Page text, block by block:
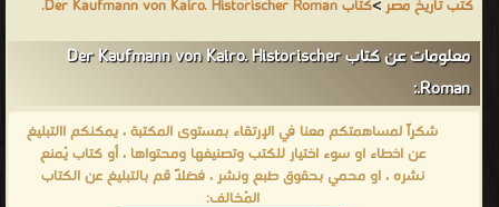
perfekt, wie es nach außen hin scheint – während Georges sich in
seiner Ehe mit der stillen Yolande heimlich nach deren schönen
Schwester Maguy sehnt, verliebt sich seine Tochter Viviane in
den Buchhalter Selim, dessen bescheidene Herkunft eine Heirat
unmöglich macht. Auch Vivianes Brüder kämpfen mit den Regeln
und Gesetzen ihrer Zeit. Als politische Unruhen das Land für
immer zu verändern drohen, gerät nicht nur der Reichtum,
كتب تاريخ مصر>كتاب Der Kaufmann von Kairo. Historischer Roman.
معلومات عن كتاب Der Kaufmann von Kairo. Historischer
Roman.:
شكراً لمساهمتكم معنا في الإرتقاء بمستوى المكتبة ، يمكنكم االتبليغ
عن اخطاء او سوء اختيار للكتب وتصنيفها ومحتواها ، أو كتاب يُمنع
نشره ، او محمي بحقوق طبع ونشر ، فضلاً قم بالتبليغ عن الكتاب
المُخالف: